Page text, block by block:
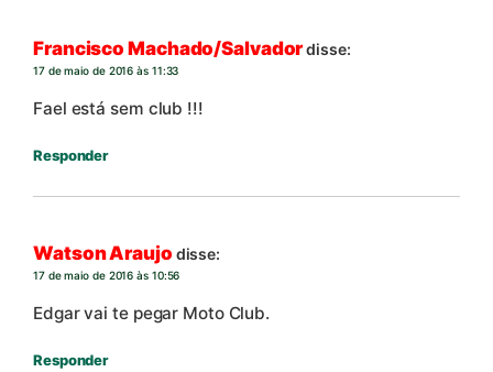
Francisco Machado/Salvadordisse:
17 de maio de 2016 às 11:33
Fael está sem club !!!
Responder
Watson Araujo disse:
17 de maio de 2016 às 10:56
Edgar vai te pegar Moto Club.
Responder